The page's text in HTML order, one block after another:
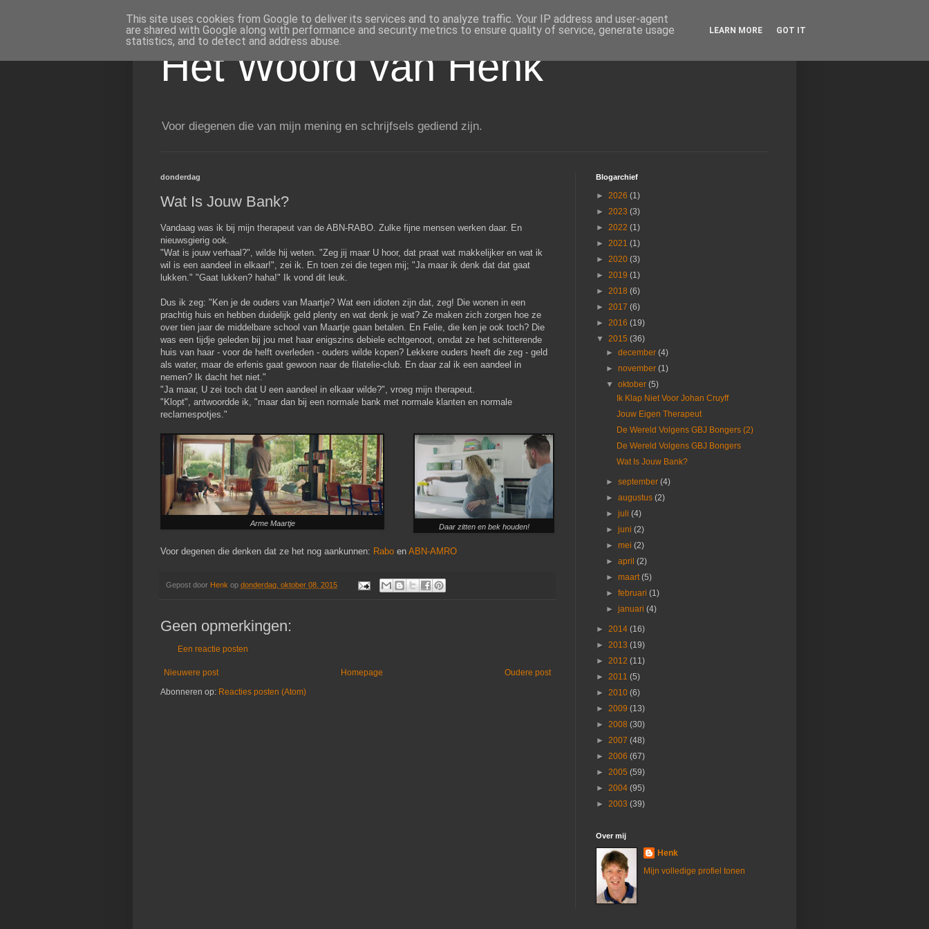
Het Woord van Henk
Voor diegenen die van mijn mening en schrijfsels gediend zijn.
donderdag
Wat Is Jouw Bank?
Vandaag was ik bij mijn therapeut van de ABN-RABO. Zulke fijne mensen werken daar. En
nieuwsgierig ook.
"Wat is jouw verhaal?", wilde hij weten. "Zeg jij maar U hoor, dat praat wat makkelijker en wat ik
wil is een aandeel in elkaar!", zei ik. En toen zei die tegen mij; "Ja maar ik denk dat dat gaat
lukken." "Gaat lukken? haha!" Ik vond dit leuk.
Dus ik zeg: "Ken je de ouders van Maartje? Wat een idioten zijn dat, zeg! Die wonen in een
prachtig huis en hebben duidelijk geld plenty en wat denk je wat? Ze maken zich zorgen hoe ze
over tien jaar de middelbare school van Maartje gaan betalen. En Felie, die ken je ook toch? Die
was een tijdje geleden bij jou met haar enigszins debiele echtgenoot, omdat ze het schitterende
huis van haar - voor de helft overleden - ouders wilde kopen? Lekkere ouders heeft die zeg - geld
als water, maar de erfenis gaat gewoon naar de filatelie-club. En daar zal ik een aandeel in
nemen? Ik dacht het niet."
"Ja maar, U zei toch dat U een aandeel in elkaar wilde?", vroeg mijn therapeut.
"Klopt", antwoordde ik, "maar dan bij een normale bank met normale klanten en normale
reclamespotjes."
Arme Maartje Daar zitten en bek houden!
Voor degenen die denken dat ze het nog aankunnen: Rabo en ABN-AMRO
Gepost door Henk op donderdag, oktober 08, 2015
Geen opmerkingen:
Een reactie posten
Nieuwere post Oudere post
Homepage
Abonneren op: Reacties posten (Atom)
Blogarchief
► 2026 (1)
► 2023 (3)
► 2022 (1)
► 2021 (1)
► 2020 (3)
► 2019 (1)
► 2018 (6)
► 2017 (6)
► 2016 (19)
▼ 2015 (36)
►december(4)
►november(1)
▼oktober(5)
Ik Klap Niet Voor Johan Cruyff
Jouw Eigen Therapeut
De Wereld Volgens GBJ Bongers (2)
De Wereld Volgens GBJ Bongers
Wat Is Jouw Bank?
►september(4)
►augustus(2)
►juli(4)
►juni(2)
►mei(2)
►april(2)
►maart(5)
►februari(1)
►januari(4)
► 2014 (16)
► 2013 (19)
► 2012 (11)
► 2011 (5)
► 2010 (6)
► 2009 (13)
► 2008 (30)
► 2007 (48)
► 2006 (67)
► 2005 (59)
► 2004 (95)
► 2003 (39)
Over mij
Henk
Mijn volledige profiel tonen
This site uses cookies from Google to deliver its services and to analyze traffic. Your IP address and user-agent
are shared with Google along with performance and security metrics to ensure quality of service, generate usage
statistics, and to detect and address abuse.
LEARN MORE GOT IT